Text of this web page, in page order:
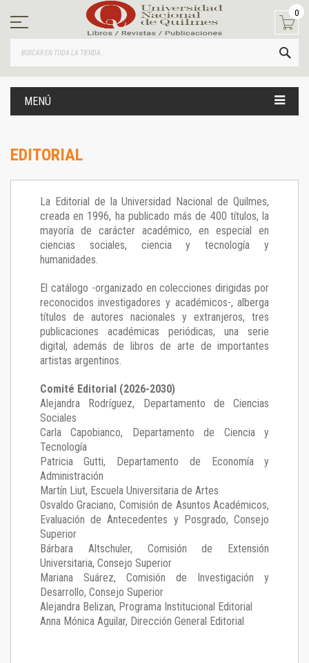
contenido
0
MENÚ
EDITORIAL
La Editorial de la Universidad Nacional de Quilmes,
creada en 1996, ha publicado más de 400 títulos, la
mayoría de carácter académico, en especial en
ciencias sociales, ciencia y tecnología y
humanidades.
El catálogo -organizado en colecciones dirigidas por
reconocidos investigadores y académicos-, alberga
títulos de autores nacionales y extranjeros, tres
publicaciones académicas periódicas, una serie
digital, además de libros de arte de importantes
artistas argentinos.
Comité Editorial (2026-2030)
Alejandra Rodríguez, Departamento de Ciencias
Sociales
Carla Capobianco, Departamento de Ciencia y
Tecnología
Patricia Gutti, Departamento de Economía y
Administración
Martín Liut, Escuela Universitaria de Artes
Osvaldo Graciano, Comisión de Asuntos Académicos,
Evaluación de Antecedentes y Posgrado, Consejo
Superior
Bárbara Altschuler, Comisión de Extensión
Universitaria, Consejo Superior
Mariana Suárez, Comisión de Investigación y
Desarrollo, Consejo Superior
Alejandra Belizan, Programa Institucional Editorial
Anna Mónica Aguilar, Dirección General Editorial